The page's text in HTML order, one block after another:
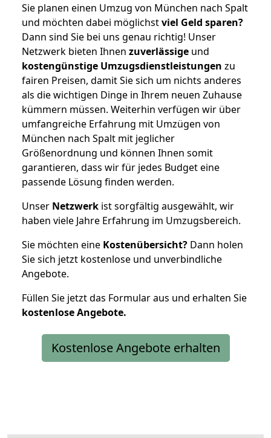
Sie planen einen Umzug von München nach Spalt
und möchten dabei möglichstviel Geld sparen?
Dann sind Sie bei uns genau richtig! Unser
Netzwerk bieten Ihnen zuverlässige und
kostengünstige Umzugsdienstleistungen zu
fairen Preisen, damit Sie sich um nichts anderes
als die wichtigen Dinge in Ihrem neuen Zuhause
kümmern müssen. Weiterhin verfügen wir über
umfangreiche Erfahrung mit Umzügen von
München nach Spalt mit jeglicher
Größenordnung und können Ihnen somit
garantieren, dass wir für jedes Budget eine
passende Lösung finden werden.
Unser Netzwerk ist sorgfältig ausgewählt, wir
haben viele Jahre Erfahrung im Umzugsbereich.
Sie möchten eine Kostenübersicht? Dann holen
Sie sich jetzt kostenlose und unverbindliche
Angebote.
Füllen Sie jetzt das Formular aus und erhalten Sie
kostenloseAngebote.
Kostenlose Angebote erhalten